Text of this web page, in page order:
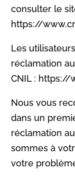
consulter le
https://
Les
réclamation
CNIL : https://
Nous vous
dans un
réclamation
sommes à
votre